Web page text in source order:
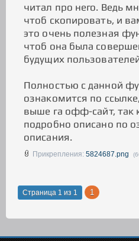
читал про него. Ведь
чтоб скопировать, и
это очень полезная
чтоб она была
будущих
Полностью с данной
ознакомится по
выше га офф-сайт, так
подробно описано по
описания.
Прикрепления: 5824687.png
Страница 1 из 1 1